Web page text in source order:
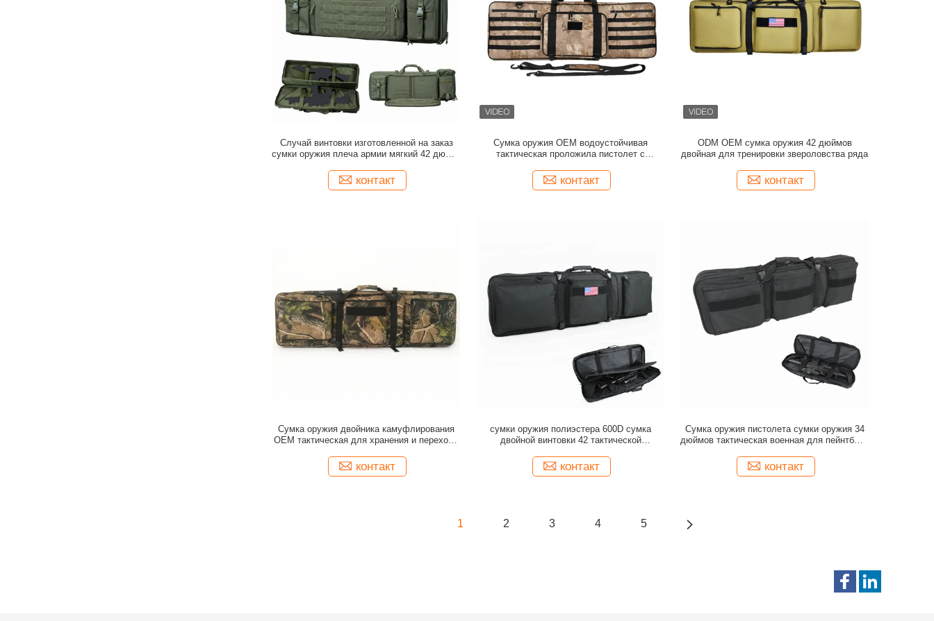
Случай винтовки изготовленной на заказ
сумки оружия плеча армии мягкий 42 дюйма
контакт
Сумка оружия OEM водоустойчивая
тактическая проложила пистолет с
контакт
ODM OEM сумка оружия 42 дюймов
двойная для тренировки звероловства ряда
контакт
Сумка оружия двойника камуфлирования
OEM тактическая для хранения и перехода
контакт
сумки оружия полиэстера 600D сумка
двойной винтовки 42 тактической
контакт
Сумка оружия пистолета сумки оружия 34
дюймов тактическая военная для пейнтбола
контакт
1 2 3 4 5